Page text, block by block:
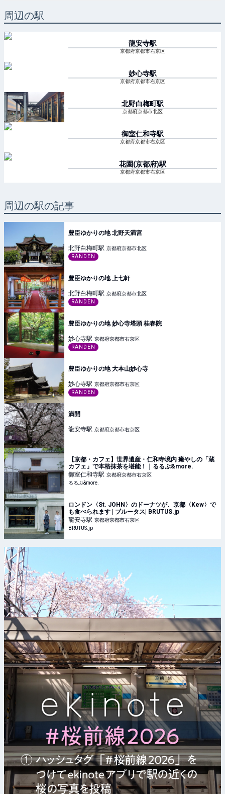
周辺の駅
龍安寺駅
京都府京都市右京区
妙心寺駅
京都府京都市右京区
北野白梅町駅
京都府京都市北区
御室仁和寺駅
京都府京都市右京区
花園(京都府)駅
京都府京都市右京区
周辺の駅の記事
豊臣ゆかりの地 北野天満宮
北野白梅町駅 京都府京都市北区
RANDEN
豊臣ゆかりの地 上七軒
北野白梅町駅 京都府京都市北区
RANDEN
豊臣ゆかりの地 妙心寺塔頭 桂春院
妙心寺駅 京都府京都市右京区
RANDEN
豊臣ゆかりの地 大本山妙心寺
妙心寺駅 京都府京都市右京区
RANDEN
満開
龍安寺駅 京都府京都市右京区
【京都・カフェ】世界遺産・仁和寺境内 癒やしの「蔵
カフェ」で本格抹茶を堪能！｜るるぶ&more.
御室仁和寺駅 京都府京都市右京区
るるぶ&more.
ロンドン〈St. JOHN〉のドーナツが、京都〈Kew〉で
も食べられます | ブルータス| BRUTUS.jp
龍安寺駅 京都府京都市右京区
BRUTUS.jp